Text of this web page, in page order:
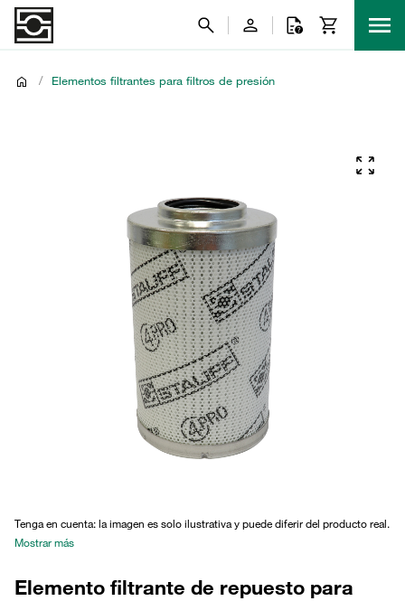
/ Elementos filtrantes para filtros de presión
Tenga en cuenta: la imagen es solo ilustrativa y puede diferir del producto real.
Mostrar más
Elemento filtrante de repuesto para